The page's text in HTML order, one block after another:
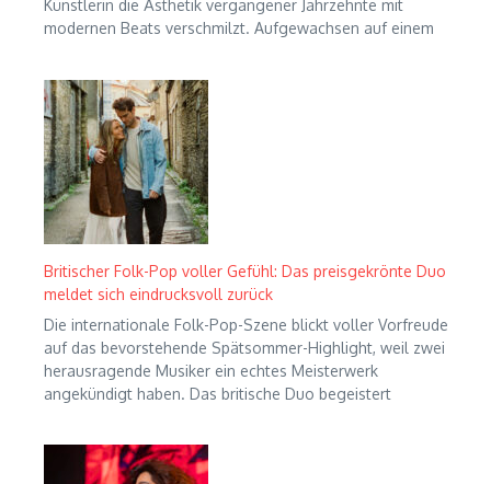
Künstlerin die Ästhetik vergangener Jahrzehnte mit
modernen Beats verschmilzt. Aufgewachsen auf einem
Britischer Folk-Pop voller Gefühl: Das preisgekrönte Duo
meldet sich eindrucksvoll zurück
Die internationale Folk-Pop-Szene blickt voller Vorfreude
auf das bevorstehende Spätsommer-Highlight, weil zwei
herausragende Musiker ein echtes Meisterwerk
angekündigt haben. Das britische Duo begeistert